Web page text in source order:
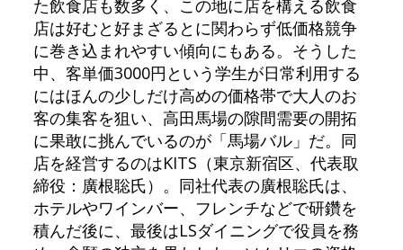
た飲食店も数多く、この地に店を構える飲食
店は好むと好まざるとに関わらず低価格競争
に巻き込まれやすい傾向にもある。そうした
中、客単価3000円という学生が日常利用する
にはほんの少しだけ高めの価格帯で大人のお
客の集客を狙い、高田馬場の隙間需要の開拓
に果敢に挑んでいるのが「馬場バル」だ。同
店を経営するのはKITS（東京新宿区、代表取
締役：廣根聡氏）。同社代表の廣根聡氏は、
ホテルやワインバー、フレンチなどで研鑽を
積んだ後に、最後はLSダイニングで役員を務